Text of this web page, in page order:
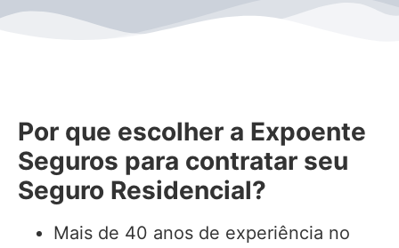
Por que escolher a Expoente
Seguros para contratar seu
Seguro Residencial?
Mais de 40 anos de experiência no